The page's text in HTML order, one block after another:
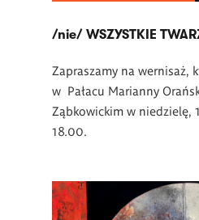
/nie/ WSZYSTKIE
Zapraszamy na wernisaż,
w Pałacu Marianny
Ząbkowickim w niedzielę,
18.00.